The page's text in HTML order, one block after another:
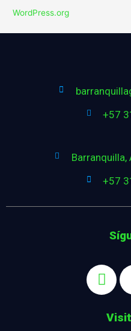
WordPress.org
+57
+57